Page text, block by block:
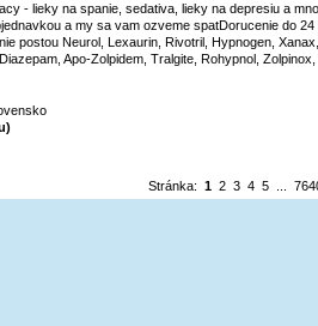
- lieky na spanie, sedativa, lieky na depresiu a
a my sa vam ozveme spatDorucenie do
postou Neurol, Lexaurin, Rivotril, Hypnogen,
Apo-Zolpidem, Tralgite, Rohypnol, Zolpinox,
Stránka: 1 2 3 4 5...